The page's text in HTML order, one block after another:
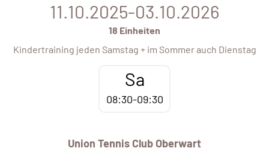
11.10.2025-03.10.2026
18 Einheiten
Kindertraining jeden Samstag + im Sommer auch Dienstag
Sa
08:30-09:30
Union Tennis Club Oberwart